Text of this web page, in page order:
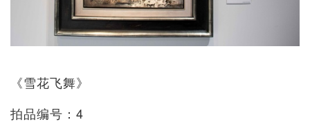
《雪花飞舞》
拍品编号：4